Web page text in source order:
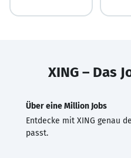
XING – Das
Über eine Million Jobs
Entdecke mit XING genau
passt.